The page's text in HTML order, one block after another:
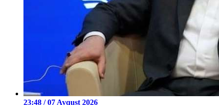
23:48 / 07 Avqust 2026